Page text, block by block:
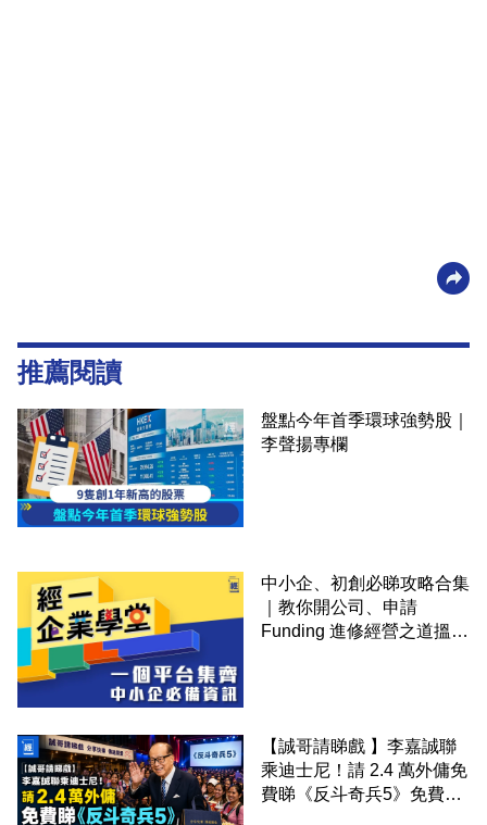
推薦閱讀
盤點今年首季環球強勢股｜
李聲揚專欄
中小企、初創必睇攻略合集
｜教你開公司、申請
Funding 進修經營之道搵大
【誠哥請睇戲 】李嘉誠聯
乘迪士尼！請 2.4 萬外傭免
費睇《反斗奇兵5》免費包